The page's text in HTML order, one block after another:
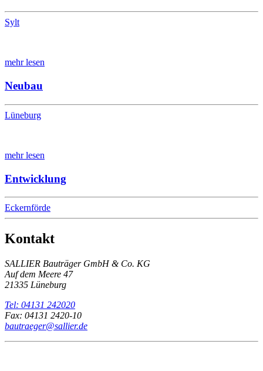
Sylt
mehr lesen
Neubau
Lüneburg
mehr lesen
Entwicklung
Eckernförde
Kontakt
SALLIER Bauträger GmbH & Co. KG
Auf dem Meere 47
21335 Lüneburg
Tel: 04131 242020
Fax: 04131 2420-10
bautraeger@sallier.de